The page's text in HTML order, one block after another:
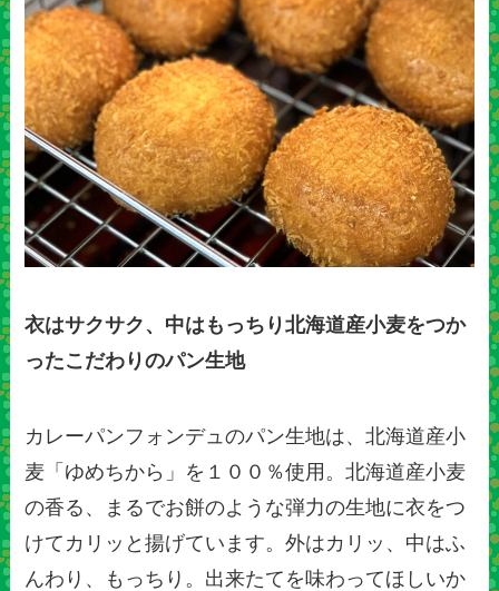
衣はサクサク、中はもっちり北海道産小麦をつか
ったこだわりのパン生地
カレーパンフォンデュのパン生地は、北海道産小
麦「ゆめちから」を１００％使用。北海道産小麦
の香る、まるでお餅のような弾力の生地に衣をつ
けてカリッと揚げています。外はカリッ、中はふ
んわり、もっちり。出来たてを味わってほしいか